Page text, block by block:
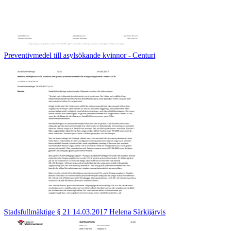
Preventivmedel till asylsökande kvinnor - Centuri
Stadsfullmäktige § 21 14.03.2017 Helena Särkijärvis